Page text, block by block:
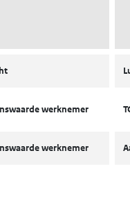
werknemer
werknemer